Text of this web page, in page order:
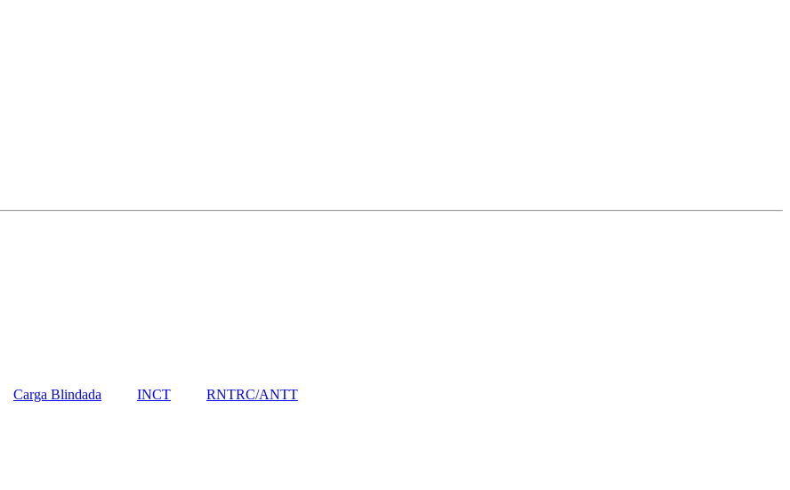
Carga Blindada INCT RNTRC/ANTT